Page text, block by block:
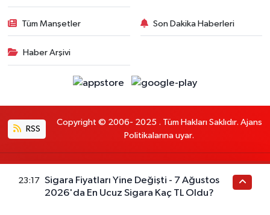
Tüm Manşetler Son Dakika Haberleri
Haber Arşivi
RSS
Copyright © 2006- 2025 . Tüm Hakları Saklıdır. Ajans
Politikalarına uyar.
En iyi site deneyimi sağlamak için çerezlerden
23:17 Sigara Fiyatları Yine Değişti - 7 Ağustos
2026'da En Ucuz Sigara Kaç TL Oldu?